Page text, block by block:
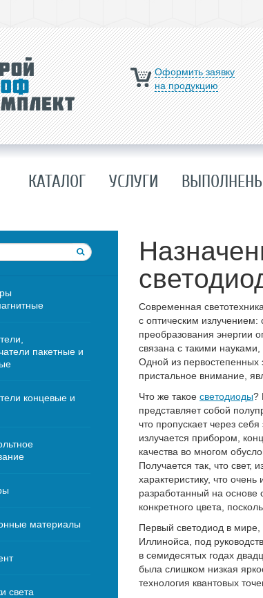
Оформить заявку
на продукцию
КАТАЛОГ УСЛУГИ
пакетные и
концевые и
материалы
света
Современная
с оптическим излучением:
преобразования энергии
связана с такими науками,
Одной из первостепенных
пристальное внимание,
Что же такое светодиоды?
представляет собой
что пропускает через
излучается прибором,
качества во многом
Получается так, что свет,
характеристику, что
разработанный на основе
конкретного цвета,
Первый светодиод в мире,
Иллинойса, под
в семидесятых годах
была слишком низкая
технология квантовых